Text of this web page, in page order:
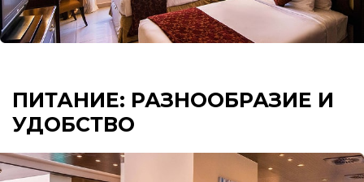
ПИТАНИЕ: РАЗНООБРАЗИЕ И
УДОБСТВО